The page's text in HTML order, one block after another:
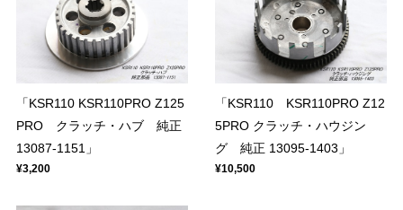
「KSR110 KSR110PRO Z125
PRO クラッチ・ハブ 純正
13087-1151」
¥3,200
「KSR110 KSR110PRO Z12
5PRO クラッチ・ハウジン
グ 純正 13095-1403」
¥10,500